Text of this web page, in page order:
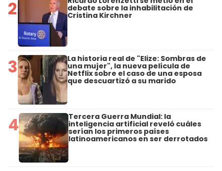
2 debate sobre la inhabilitación de
Cristina Kirchner
3 La historia real de "Elize: Sombras de
una mujer", la nueva película de
Netflix sobre el caso de una esposa
que descuartizó a su marido
4 Tercera Guerra Mundial: la
inteligencia artificial reveló cuáles
serían los primeros países
latinoamericanos en ser derrotados